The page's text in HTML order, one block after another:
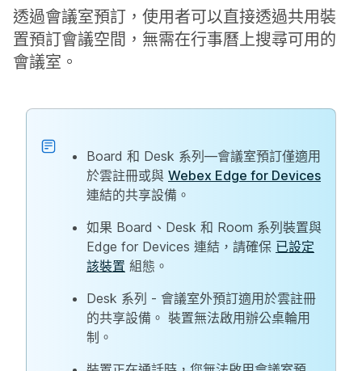
透過會議室預訂，使用者可以直接透過共用裝
置預訂會議空間，無需在行事曆上搜尋可用的
會議室。
Board 和 Desk 系列—會議室預訂僅適用
於雲註冊或與 Webex Edge for Devices
連結的共享設備。
如果 Board、Desk 和 Room 系列裝置與
Edge for Devices 連結，請確保 已設定
該裝置 組態。
Desk 系列 - 會議室外預訂適用於雲註冊
的共享設備。 裝置無法啟用辦公桌輪用
制。